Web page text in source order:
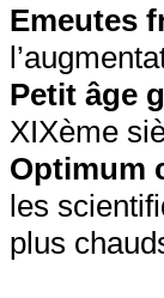
Emeutes
Petit âge
XIXème
Optimum
les
plus